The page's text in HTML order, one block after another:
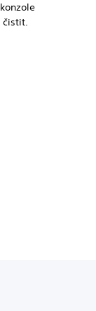
čistit.